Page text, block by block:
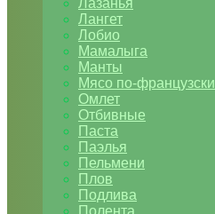
Лазанья
Лангет
Лобио
Мамалыга
Манты
Мясо по-французски
Омлет
Отбивные
Паста
Паэлья
Пельмени
Плов
Подлива
Полента